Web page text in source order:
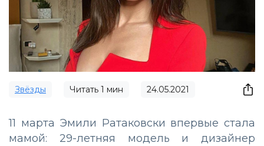
Звёзды Читать 1 мин 24.05.2021
11 марта Эмили Ратаковски впервые стала
мамой: 29-летняя модель и дизайнер